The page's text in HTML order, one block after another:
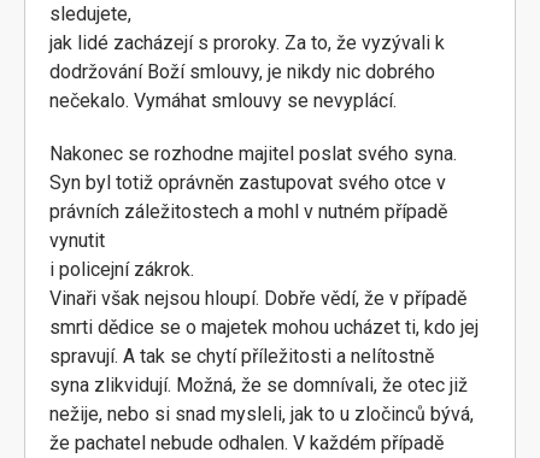
sledujete,
jak lidé zacházejí s proroky. Za to, že vyzývali k
dodržování Boží smlouvy, je nikdy nic dobrého
nečekalo. Vymáhat smlouvy se nevyplácí.
Nakonec se rozhodne majitel poslat svého syna.
Syn byl totiž oprávněn zastupovat svého otce v
právních záležitostech a mohl v nutném případě
vynutit
i policejní zákrok.
Vinaři však nejsou hloupí. Dobře vědí, že v případě
smrti dědice se o majetek mohou ucházet ti, kdo jej
spravují. A tak se chytí příležitosti a nelítostně
syna zlikvidují. Možná, že se domnívali, že otec již
nežije, nebo si snad mysleli, jak to u zločinců bývá,
že pachatel nebude odhalen. V každém případě